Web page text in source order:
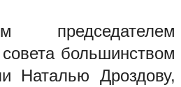
председателем
большинством
Наталью Дроздову,